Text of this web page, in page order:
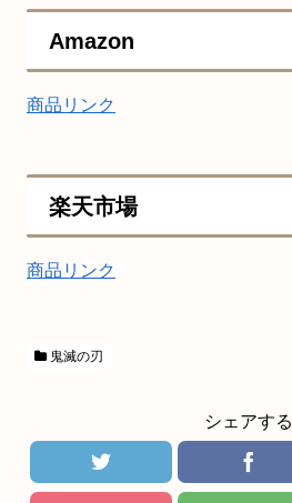
Amazon
商品リンク
楽天市場
商品リンク
鬼滅の刃
シェアする